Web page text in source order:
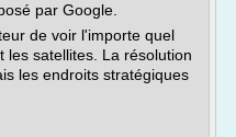
par Google.
de voir l'importe quel
les satellites. La résolution
les endroits stratégiques